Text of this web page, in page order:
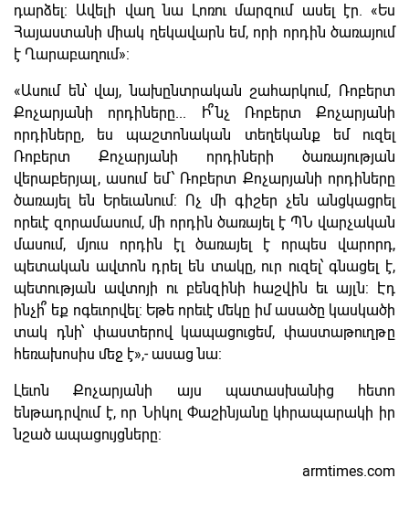
դարձել: Ավելի վաղ նա Լոռու մարզում ասել էր. «Ես
Հայաստանի միակ ղեկավարն եմ, որի որդին ծառայում
է Ղարաբաղում»:
«Ասում են՝ վայ, նախընտրական շահարկում, Ռոբերտ
Քոչարյանի որդիները... Ի՞նչ Ռոբերտ Քոչարյանի
որդիները, ես պաշտոնական տեղեկանք եմ ուզել
Ռոբերտ Քոչարյանի որդիների ծառայության
վերաբերյալ, ասում եմ՝ Ռոբերտ Քոչարյանի որդիները
ծառայել են Երեւանում: Ոչ մի գիշեր չեն անցկացրել
որեւէ զորամասում, մի որդին ծառայել է ՊՆ վարչական
մասում, մյուս որդին էլ ծառայել է որպես վարորդ,
պետական ավտոն դրել են տակը, ուր ուզել՝ գնացել է,
պետության ավտոյի ու բենզինի հաշվին եւ այլն: Էդ
ինչի՞ եք ոգեւորվել: Եթե որեւէ մեկը իմ ասածը կասկածի
տակ դնի՝ փաստերով կապացուցեմ, փաստաթուղթը
հեռախոսիս մեջ է»,- ասաց նա:
Լեւոն Քոչարյանի այս պատասխանից հետո
ենթադրվում է, որ Նիկոլ Փաշինյանը կհրապարակի իր
նշած ապացույցները:
armtimes.com